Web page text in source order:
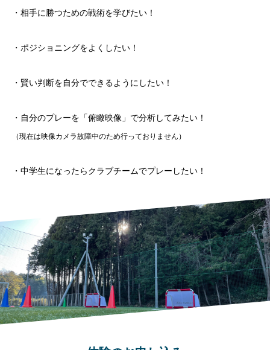
・相手に勝つための戦術を学びたい！
・ポジショニングをよくしたい！
・賢い判断を自分でできるようにしたい！
・自分のプレーを「俯瞰映像」で分析してみたい！
（現在は映像カメラ故障中のため行っておりません）
・中学生になったらクラブチームでプレーしたい！